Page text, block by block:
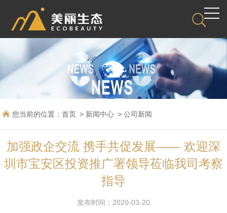
您当前的位置：首页 新闻中心 公司新闻
加强政企交流 携手共促发展—— 欢迎深
圳市宝安区投资推广署领导莅临我司考察
指导
发布时间：2020-03-20